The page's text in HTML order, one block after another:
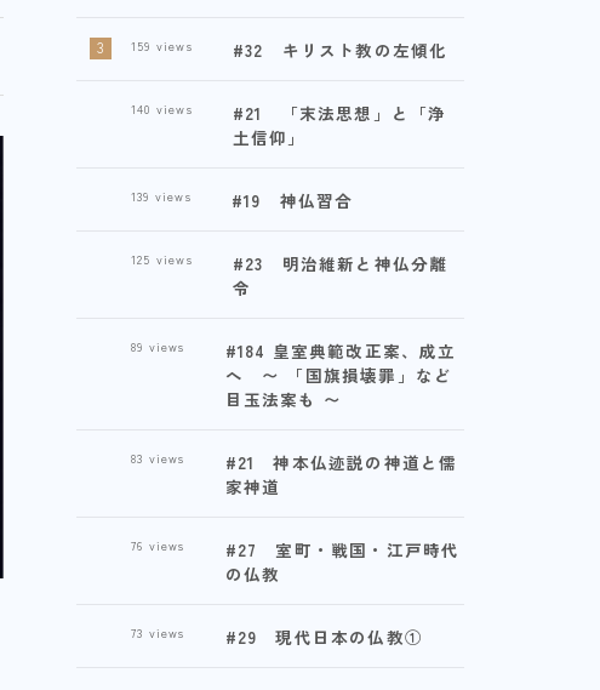
#32 キリスト教の左傾化
159 views
#21 「末法思想」と「浄
土信仰」
140 views
#19 神仏習合
139 views
#23 明治維新と神仏分離
令
125 views
#184 皇室典範改正案、成立
へ 〜 「国旗損壊罪」など
目玉法案も 〜
89 views
#21 神本仏迹説の神道と儒
家神道
83 views
#27 室町・戦国・江戸時代
の仏教
76 views
#29 現代日本の仏教①
73 views